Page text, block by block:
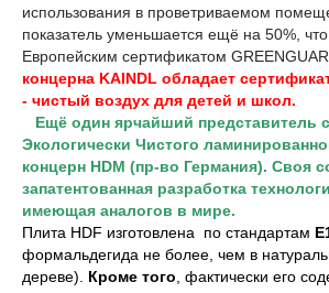
использования в проветриваемом
показатель уменьшается ещё на 50%,
Европейским сертификатом
концерна KAINDL обладает
- чистый воздух для детей и школ.
Ещё один ярчайший представитель
Экологически Чистого
концерн HDM (пр-во Германия). Своя
запатентованная разработка
имеющая аналогов в мире.
Плита HDF изготовлена по стандартам
формальдегида не более, чем в
дереве). Кроме того , фактически его